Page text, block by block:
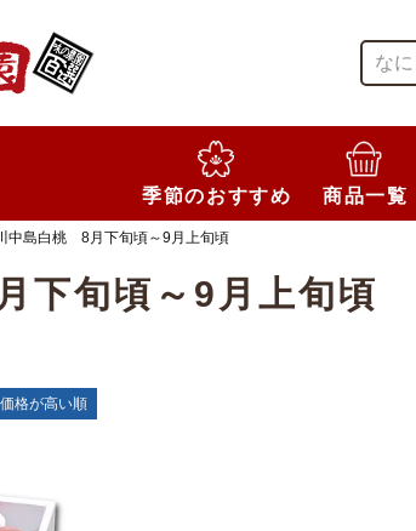
検索
季節のおすすめ 商品一覧
中島白桃 8月下旬頃～9月上旬頃
下旬頃～9月上旬頃
価格が高い順